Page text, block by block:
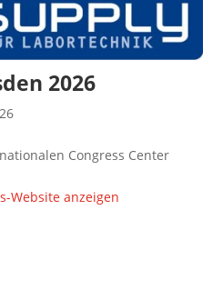
2026
Congress Center
Website anzeigen